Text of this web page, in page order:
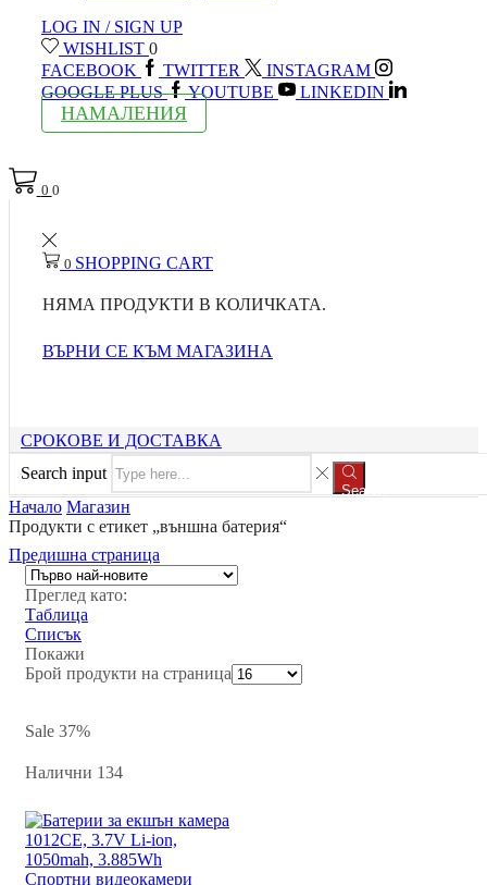
LOG IN / SIGN UP
WISHLIST 0
FACEBOOK
TWITTER
INSTAGRAM
GOOGLE PLUS
YOUTUBE LINKEDIN
НАМАЛЕНИЯ
0 0
0 SHOPPING CART
НЯМА ПРОДУКТИ В КОЛИЧКАТА.
ВЪРНИ СЕ КЪМ МАГАЗИНА
СРОКОВЕ И ДОСТАВКА
Search input
Search
Начало Магазин
Продукти с етикет „външна батерия“
Предишна страница
Преглед като:
Таблица
Списък
Покажи
Брой продукти на страница
Sale 37%
Налични 134
Спортни видеокамери